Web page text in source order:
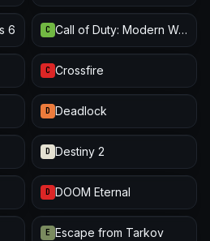
6 C Call of Duty: Modern Warfare III
C Crossfire
D Deadlock
D Destiny 2
D DOOM Eternal
E Escape from Tarkov